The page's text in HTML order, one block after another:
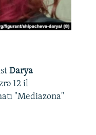
Darya
12 il
"Mediazona"